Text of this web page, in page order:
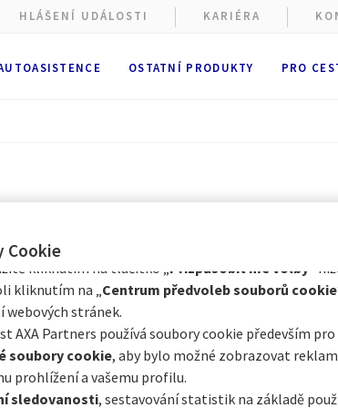
OSTATNÍ PRODUKTY PRO
HLÁŠENÍ UDÁLOSTI KARIÉRA
Cookie
Centra předvoleb souborů cookie
kliknutím na tlačítko „ Přizpůsobit mé volby “
kliknutím na „ Centrum předvoleb souborů cookie
webových stránek.
AXA Partners používá soubory cookie především pro
soubory cookie, aby bylo možné zobrazovat
prohlížení a vašemu profilu.
sledovanosti, sestavování statistik na základě